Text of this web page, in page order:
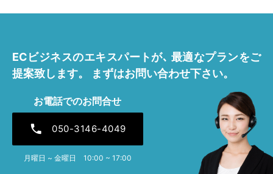
ECビジネスのエキスパートが､ 最適なプランをご
提案致します。
まずはお問い合わせ下さい。
お電話でのお問合せ
phone 050-3146-4049
月曜日 ~ 金曜日 10:00 ~ 17:00